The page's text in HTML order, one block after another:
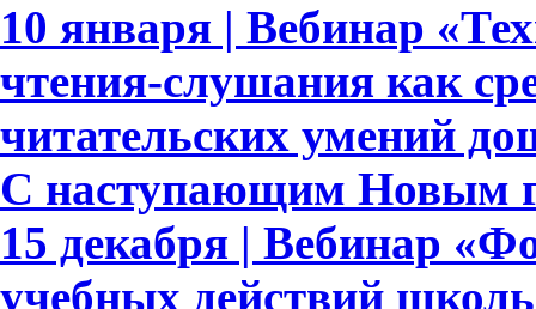
10 января | Вебинар
чтения-слушания как
читательских умений
С наступающим Новым
15 декабря | Вебинар
учебных действий